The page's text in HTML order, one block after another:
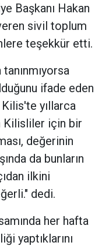
Başkanı Hakan
sivil toplum
teşekkür etti.
ifade eden
yıllarca
Kilisliler için bir
değerinin
da bunların
ilkini
dedi.
her hafta
yaptıklarını